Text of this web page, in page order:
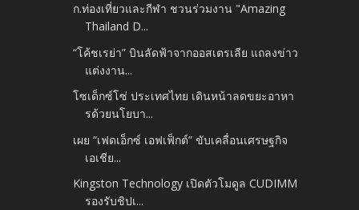
ก.ท่องเที่ยวและกีฬา ชวนร่วมงาน "Amazing
Thailand D...
“โค้ชเรย่า” บินลัดฟ้าจากออสเตรเลีย แถลงข่าว
แต่งงาน...
โซเด็กซ์โซ่ ประเทศไทย เดินหน้าลดขยะอาหา
รด้วยนโยบา...
เผย “เฟดเอ็กซ์ เอฟเฟ็กต์” ขับเคลื่อนเศรษฐกิจ
เอเชีย...
Kingston Technology เปิดตัวโมดูล CUDIMM
รองรับชิปเ...